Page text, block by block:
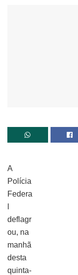
A
Polícia
Federa
deflagr
ou, na
manhã
desta
quinta-